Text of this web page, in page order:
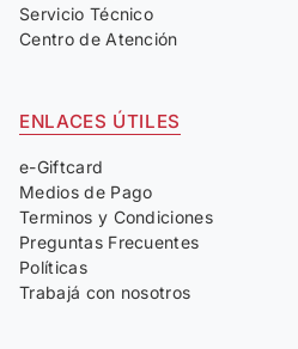
Servicio Técnico
Centro de Atención
ENLACES ÚTILES
e-Giftcard
Medios de Pago
Terminos y Condiciones
Preguntas Frecuentes
Políticas
Trabajá con nosotros